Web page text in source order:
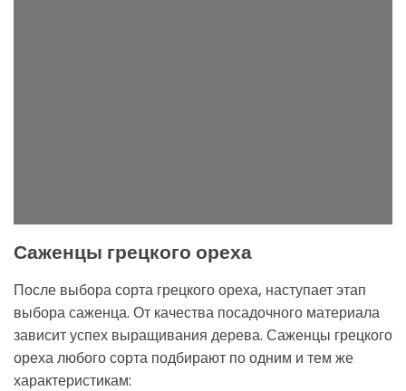
Саженцы грецкого ореха
После выбора сорта грецкого ореха, наступает этап
выбора саженца. От качества посадочного материала
зависит успех выращивания дерева. Саженцы грецкого
ореха любого сорта подбирают по одним и тем же
характеристикам: